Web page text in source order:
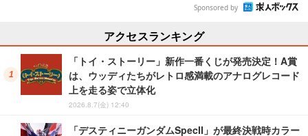
Sponsored by
アクセスランキング
「トイ・ストーリー」新作一番くじが発売決定！A賞
は、ウッディたちがレトロ感満載のアナログレコード
上を走る姿で立体化
2026.8.7(金) 12:40
「デスティニーガンダムSpecII」が最終決戦時カラー